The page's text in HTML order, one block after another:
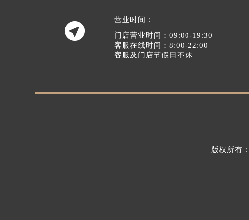

营业时间：
门店营业时间：09:00-19:30
客服在线时间：8:00-22:00
客服及门店节假日不休
版权所有：